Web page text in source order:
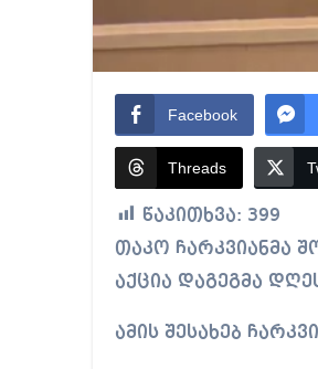
Facebook
Threads
წაკითხვა: 399
თაკო ჩარკვიანმა შოვში მომხდარ ტრაგედიასთან დაკავშირებით საპროტესტო
აქცია დაგეგმა
ამის შესახებ